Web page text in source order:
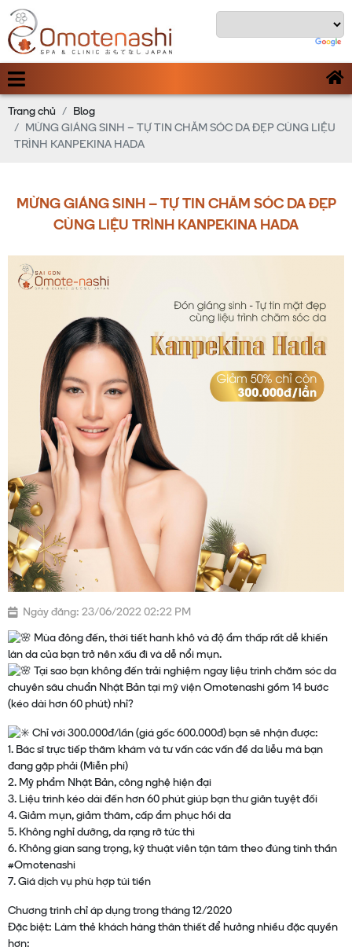
Trang chủ
Blog
MỪNG GIÁNG SINH – TỰ TIN CHĂM SÓC DA ĐẸP CÙNG LIỆU
TRÌNH KANPEKINA HADA
MỪNG GIÁNG SINH – TỰ TIN CHĂM SÓC DA ĐẸP
CÙNG LIỆU TRÌNH KANPEKINA HADA
Ngày đăng: 23/06/2022 02:22 PM
Mùa đông đến, thời tiết hanh khô và độ ẩm thấp rất dễ khiến
làn da của bạn trở nên xấu đi và dễ nổi mụn.
Tại sao bạn không đến trải nghiệm ngay liệu trình chăm sóc da
chuyên sâu chuẩn Nhật Bản tại mỹ viện Omotenashi gồm 14 bước
(kéo dài hơn 60 phút) nhỉ?
Chỉ với 300.000đ/lần (giá gốc 600.000đ) bạn sẽ nhận được:
1. Bác sĩ trực tiếp thăm khám và tư vấn các vấn đề da liễu mà bạn
đang gặp phải (Miễn phí)
2. Mỹ phẩm Nhật Bản, công nghệ hiện đại
3. Liệu trình kéo dài đến hơn 60 phút giúp bạn thư giãn tuyệt đối
4. Giảm mụn, giảm thâm, cấp ẩm phục hồi da
5. Không nghỉ dưỡng, da rạng rỡ tức thì
6. Không gian sang trọng, kỹ thuật viên tận tâm theo đúng tinh thần
#Omotenashi
7. Giá dịch vụ phù hợp túi tiền
Chương trình chỉ áp dụng trong tháng 12/2020
Đặc biệt: Làm thẻ khách hàng thân thiết để hưởng nhiều đặc quyền
hơn: